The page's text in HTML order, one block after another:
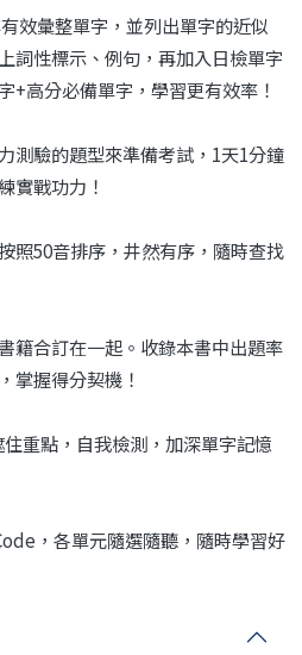
效彙整單字，並列出單字的近似
詞性標示、例句，再加入日檢單字
+高分必備單字，學習更有效率！
測驗的題型來準備考試，1天1分鐘
實戰功力！
照50音排序，井然有序，隨時查找
籍合訂在一起。收錄本書中出題率
掌握得分契機！
重點，自我檢測，加深單字記憶
，各單元隨選隨聽，隨時學習好